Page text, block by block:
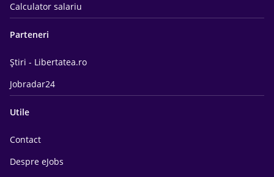
Calculator salariu
Parteneri
Știri - Libertatea.ro
Jobradar24
Utile
Contact
Despre eJobs